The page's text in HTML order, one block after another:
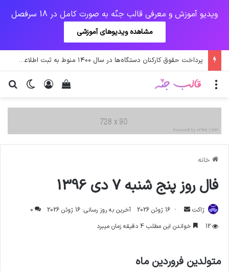
ویدیو آموزش و معرفی قالب جنّه به صورت کامل در 18 سرفصل
مشاهده ویدیوهای آموزشی
پرداخت حقوق کارکنان دستگاه‌ها در سال ۱۴۰۰ منوط به ثبت اطلاعات کارکنان در سامانه شد
تغییر ورود
دیدن سبد خرید منو
خانه
فال روز پنج شنبه 7 دی 1396
ژاکت
ارسال
ایمیل
16 ژوئن 2026 آخرین به روز رسانی: 16 ژوئن 2026
0
12
خواندن این مطلب 4 دقیقه زمان میبرد
متولدین فروردین ماه